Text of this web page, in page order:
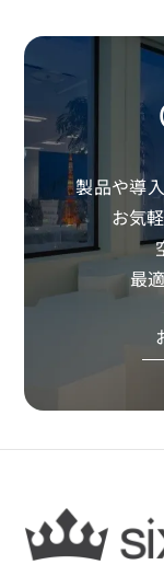
製品や導
お気
最